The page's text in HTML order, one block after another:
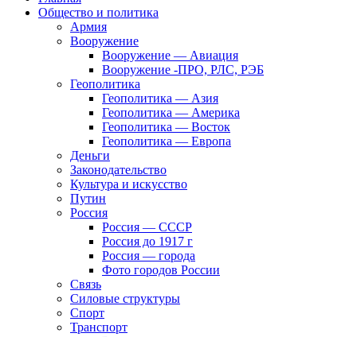
Общество и политика
Армия
Вооружение
Вооружение — Авиация
Вооружение -ПРО, РЛС, РЭБ
Геополитика
Геополитика — Азия
Геополитика — Америка
Геополитика — Восток
Геополитика — Европа
Деньги
Законодательство
Культура и искусство
Путин
Россия
Россия — СССР
Россия до 1917 г
Россия — города
Фото городов России
Связь
Силовые структуры
Спорт
Транспорт